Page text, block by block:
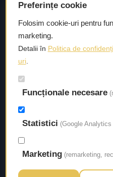
Consultanță și
Consultanță și asistență
potrivite și efectuarea
Livrare rapidă
Asigurăm un timp de livrare
acces la piesele necesare
Preferințe cookie
Folosim cookie-uri pentru
marketing.
Detalii în Politica de
uri.
Funcționale necesare
Statistici (Google
Marketing (remarketing,